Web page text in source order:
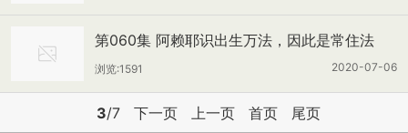
第060集 阿赖耶识出生万法，因此是常住法
2020-07-06
浏览:1591
3/7 下一页 上一页 首页 尾页